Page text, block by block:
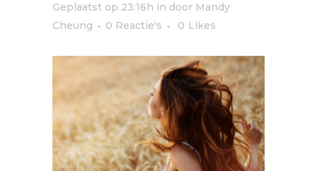
Geplaatst op 23:16h in door Mandy
Cheung
0 Reactie's 0 Likes